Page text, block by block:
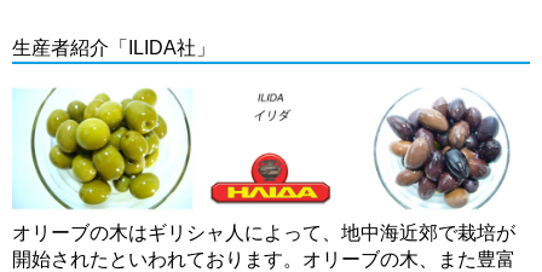
生産者紹介「ILIDA社」
オリーブの木はギリシャ人によって、地中海近郊で栽培が
開始されたといわれております。オリーブの木、また豊富